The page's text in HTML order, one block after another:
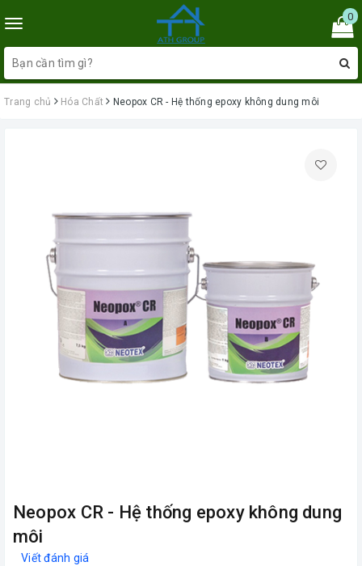
Toggle
navigation
0
Trang chủ Hóa Chất Neopox CR - Hệ thống epoxy không dung môi
Neopox CR - Hệ thống epoxy không dung
môi
Viết đánh giá